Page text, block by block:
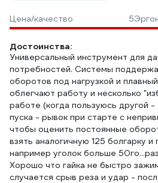
Цена/качество 5
Достоинства:
Универсальный инструмент для
потребностей. Системы
оборотов под нагрузкой и
облегчают работу и несколько
работе (когда пользуюсь другой
пуска - рывок при старте с
чтобы оценить постоянные
взять аналогичную 125 болгарку
например уголок больше
Хорошо что гайка не быстро
случается срыв реза и удар -